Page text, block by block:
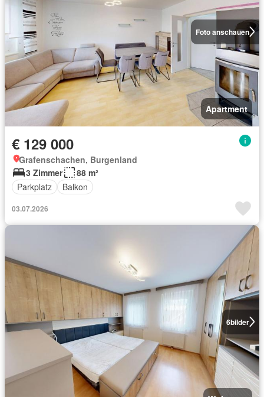
Foto anschauen
Apartment
€ 129 000
Grafenschachen, Burgenland
3 Zimmer
88 m²
Parkplatz
Balkon
03.07.2026
6bilder